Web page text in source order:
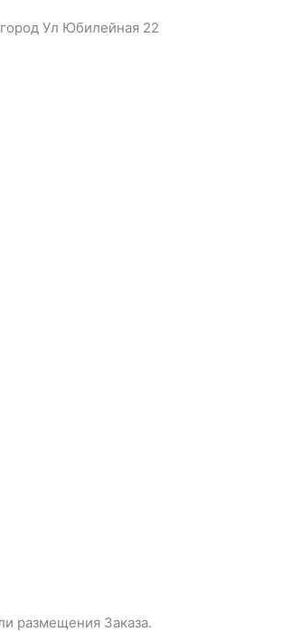
Ул Юбилейная 22
размещения Заказа.